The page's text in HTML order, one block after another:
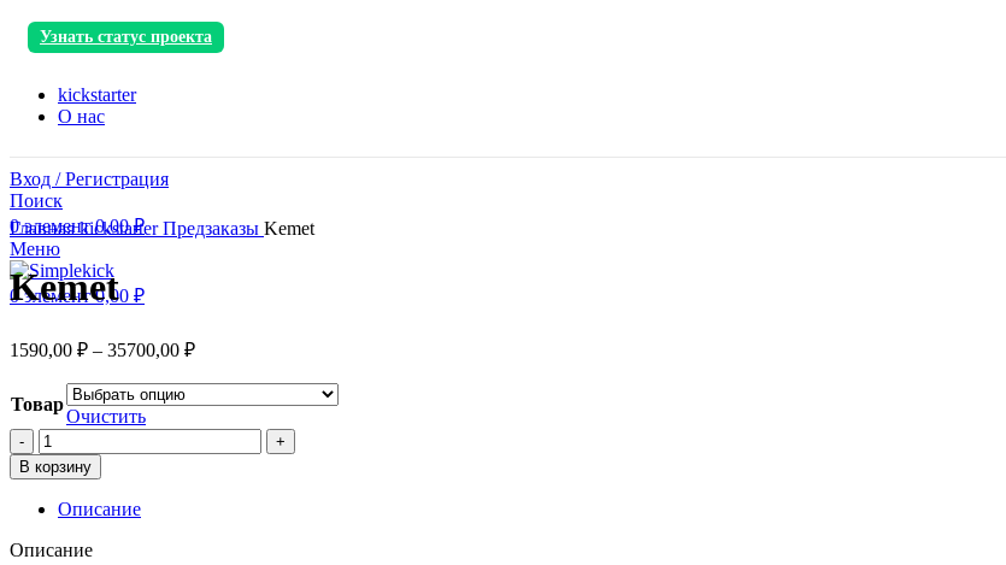
Узнать статус проекта
kickstarter
О нас
Вход / Регистрация
Поиск
0элемент 0,00₽
Меню
0элемент 0,00 ₽
ГлавнаяkickstarterПредзаказы Kemet
Kemet
1590,00 ₽ – 35700,00 ₽
Товар
Очистить
Количество
товара
Kemet
В корзину
Описание
Описание